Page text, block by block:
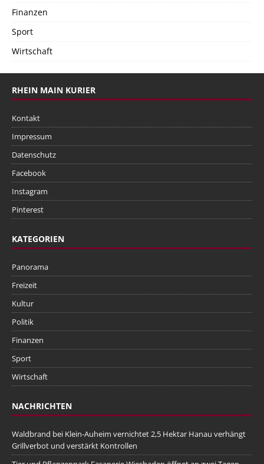
Finanzen
Sport
Wirtschaft
RHEIN MAIN KURIER
Kontakt
Impressum
Datenschutz
Facebook
Instagram
Pinterest
KATEGORIEN
Panorama
Freizeit
Kultur
Politik
Finanzen
Sport
Wirtschaft
NACHRICHTEN
Waldbrand bei Klein-Auheim vernichtet 2,5 Hektar Hanau verhängt
Grillverbot und verstärkt Kontrollen